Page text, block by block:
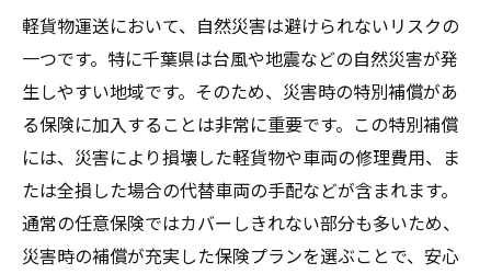
軽貨物運送において、自然災害は避けられないリスクの
一つです。特に千葉県は台風や地震などの自然災害が発
生しやすい地域です。そのため、災害時の特別補償があ
る保険に加入することは非常に重要です。この特別補償
には、災害により損壊した軽貨物や車両の修理費用、ま
たは全損した場合の代替車両の手配などが含まれます。
通常の任意保険ではカバーしきれない部分も多いため、
災害時の補償が充実した保険プランを選ぶことで、安心